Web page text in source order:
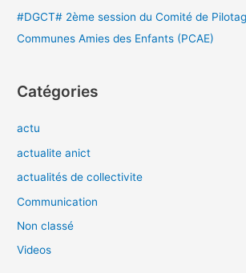
#DGCT# 2ème session du Comité de
Communes Amies des Enfants (PCAE)
Catégories
actu
actualite anict
actualités de collectivite
Communication
Non classé
Videos